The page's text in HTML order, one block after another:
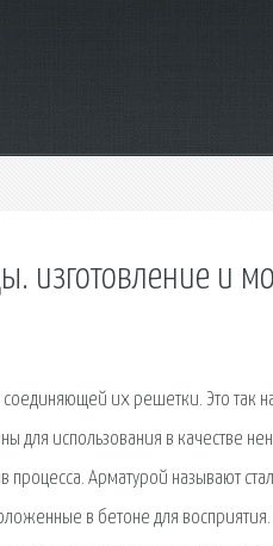
изготовление и
их решетки. Это так
для использования в качестве
процесса. Арматурой называют
в бетоне для